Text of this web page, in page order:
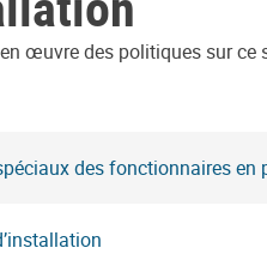
œuvre des politiques sur ce
des fonctionnaires en